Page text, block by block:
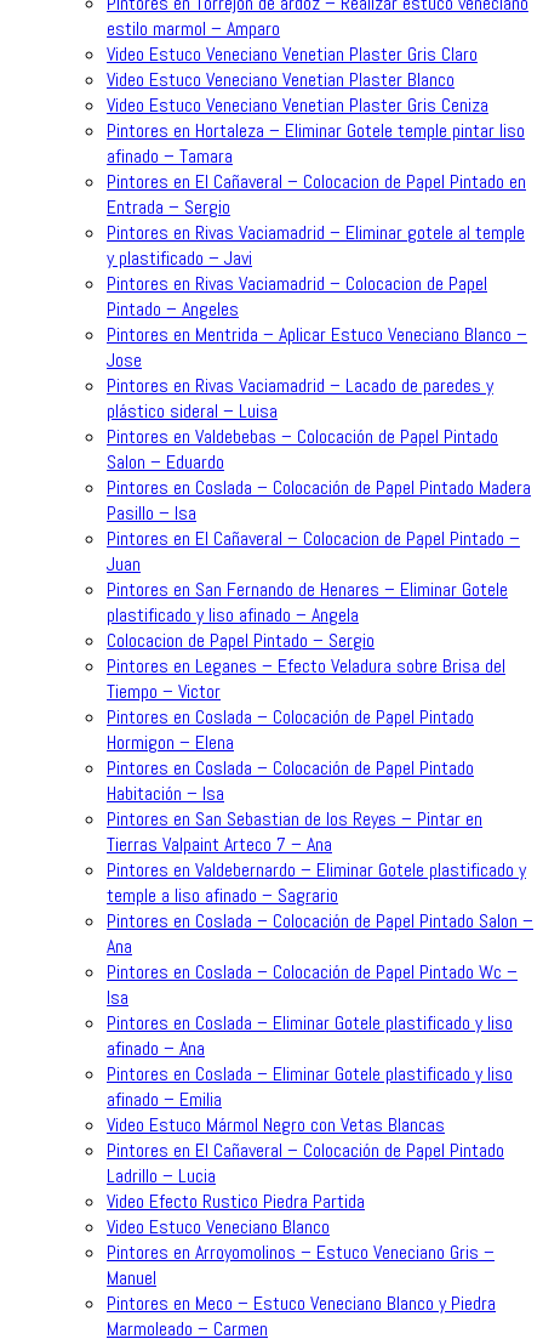
estilo marmol – Amparo
Video Estuco Veneciano Venetian Plaster Gris Claro
Video Estuco Veneciano Venetian Plaster Blanco
Video Estuco Veneciano Venetian Plaster Gris Ceniza
Pintores en Hortaleza – Eliminar Gotele temple pintar liso
afinado – Tamara
Pintores en El Cañaveral – Colocacion de Papel Pintado en
Entrada – Sergio
Pintores en Rivas Vaciamadrid – Eliminar gotele al temple
y plastificado – Javi
Pintores en Rivas Vaciamadrid – Colocacion de Papel
Pintado – Angeles
Pintores en Mentrida – Aplicar Estuco Veneciano Blanco –
Jose
Pintores en Rivas Vaciamadrid – Lacado de paredes y
plástico sideral – Luisa
Pintores en Valdebebas – Colocación de Papel Pintado
Salon – Eduardo
Pintores en Coslada – Colocación de Papel Pintado Madera
Pasillo – Isa
Pintores en El Cañaveral – Colocacion de Papel Pintado –
Juan
Pintores en San Fernando de Henares – Eliminar Gotele
plastificado y liso afinado – Angela
Colocacion de Papel Pintado – Sergio
Pintores en Leganes – Efecto Veladura sobre Brisa del
Tiempo – Victor
Pintores en Coslada – Colocación de Papel Pintado
Hormigon – Elena
Pintores en Coslada – Colocación de Papel Pintado
Habitación – Isa
Pintores en San Sebastian de los Reyes – Pintar en
Tierras Valpaint Arteco 7 – Ana
Pintores en Valdebernardo – Eliminar Gotele plastificado y
temple a liso afinado – Sagrario
Pintores en Coslada – Colocación de Papel Pintado Salon –
Ana
Pintores en Coslada – Colocación de Papel Pintado Wc –
Isa
Pintores en Coslada – Eliminar Gotele plastificado y liso
afinado – Ana
Pintores en Coslada – Eliminar Gotele plastificado y liso
afinado – Emilia
Video Estuco Mármol Negro con Vetas Blancas
Pintores en El Cañaveral – Colocación de Papel Pintado
Ladrillo – Lucia
Video Efecto Rustico Piedra Partida
Video Estuco Veneciano Blanco
Pintores en Arroyomolinos – Estuco Veneciano Gris –
Manuel
Pintores en Meco – Estuco Veneciano Blanco y Piedra
Marmoleado – Carmen